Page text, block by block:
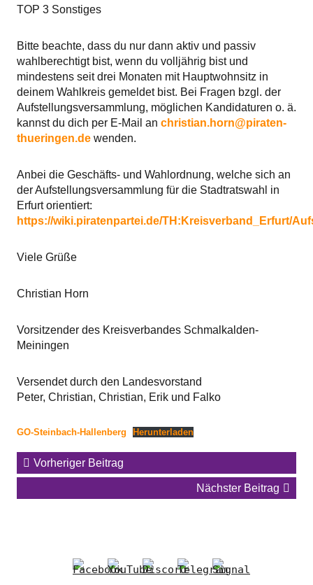
TOP 3 Sonstiges
Bitte beachte, dass du nur dann aktiv und passiv
wahlberechtigt bist, wenn du volljährig bist und
mindestens seit drei Monaten mit Hauptwohnsitz in
deinem Wahlkreis gemeldet bist. Bei Fragen bzgl. der
Aufstellungsversammlung, möglichen Kandidaturen o. ä.
kannst du dich per E-Mail an christian.horn@piraten-
thueringen.dewenden.
Anbei die Geschäfts- und Wahlordnung, welche sich an
der Aufstellungsversammlung für die Stadtratswahl in
Erfurt orientiert:
https://wiki.piratenpartei.de/TH:Kreisverband_Erfurt/
Viele Grüße
Christian Horn
Vorsitzender des Kreisverbandes Schmalkalden-
Meiningen
Versendet durch den Landesvorstand
Peter, Christian, Christian, Erik und Falko
GO-Steinbach-Hallenberg Herunterladen
Vorheriger Beitrag
Nächster Beitrag